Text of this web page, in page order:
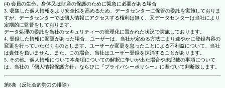
(4) 会員の生命、身体又は財産の保護のために緊急に必要がある場合
3. 収集した個人情報をより安全性を高めるため、データセンターに保管の委託を実施しておりま
すが、データセンターでは個人情報にアクセスする権利は無く、又データセンターは当社により
定期的に監督をしております。
データ処理の委託を当社のセキュリティーの管理化に置かれた状況で実施しております。
4. 登録した情報に変更があった場合、ユーザーは、当社が定める方法により速やかに登録内容の
変更を行っていただくものとします。ユーザーが変更を怠ったことによる不利益について、当社
は責任を負いません。また、この場合、当社はユーザー登録を抹消することがあります。
5. その他、個人情報について本条項についての解釈に争いが出た場合や未記載の事項について
は、当社の『個人情報保護方針』ならびに『プライバシーポリシー』に基づいて判断致します。
第8条（反社会的勢力の排除）